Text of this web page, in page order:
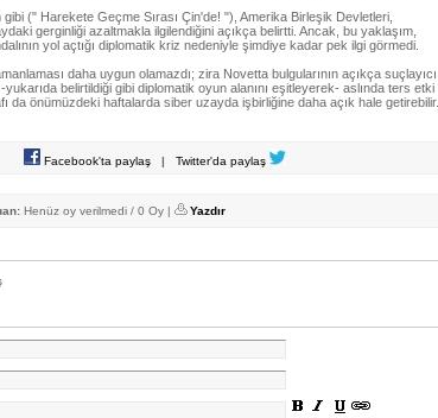
gibi (" Harekete Geçme Sırası Çin'de! "), Amerika Birleşik Devletleri,
gerginliği azaltmakla ilgilendiğini açıkça belirtti. Ancak, bu yaklaşım,
yol açtığı diplomatik kriz nedeniyle şimdiye kadar pek ilgi görmedi.
daha uygun olamazdı; zira Novetta bulgularının açıkça suçlayıcı
belirtildiği gibi diplomatik oyun alanını eşitleyerek- aslında ters etki
da önümüzdeki haftalarda siber uzayda işbirliğine daha açık hale getirebilir.
Facebook'ta paylaş | Twitter'da paylaş
Henüz oy verilmedi / 0 Oy | Yazdır